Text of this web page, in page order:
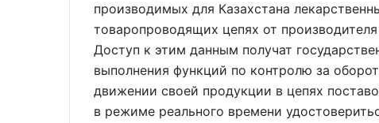
производимых для Казахстана
товаропроводящих цепях от
Доступ к этим данным получат
выполнения функций по контролю за
движении своей продукции в цепях
в режиме реального времени